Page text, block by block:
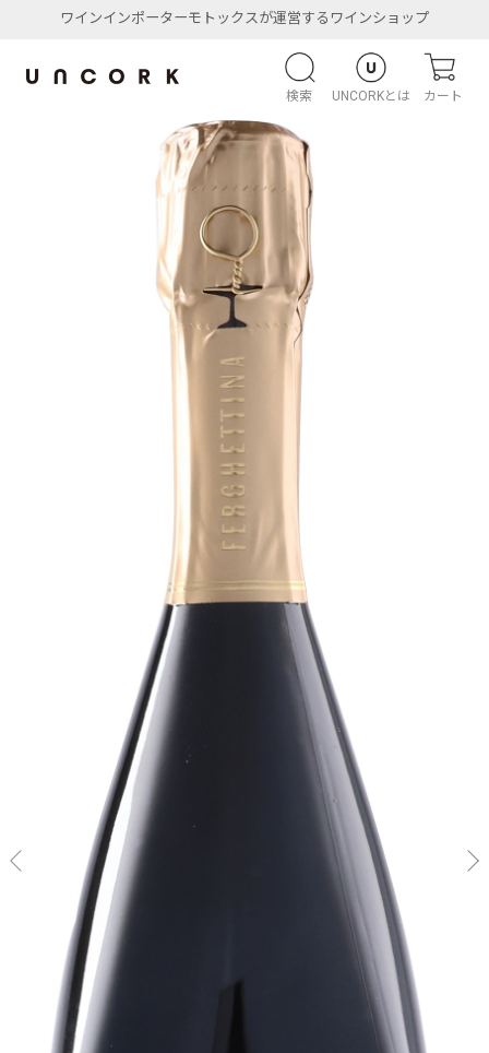
ワインインポーターモトックスが運営するワインショップ
検索 UNCORKとは カート